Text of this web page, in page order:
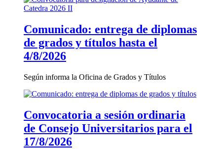
Comunicado: entrega de diplomas
de grados y títulos hasta el
4/8/2026
Según informa la Oficina de Grados y Títulos
Convocatoria a sesión ordinaria
de Consejo Universitarios para el
17/8/2026